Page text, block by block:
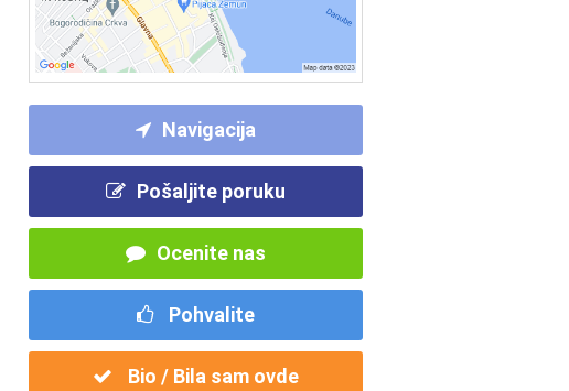
Navigacija
Pošaljite poruku
Ocenite nas
Pohvalite
Bio / Bila sam ovde